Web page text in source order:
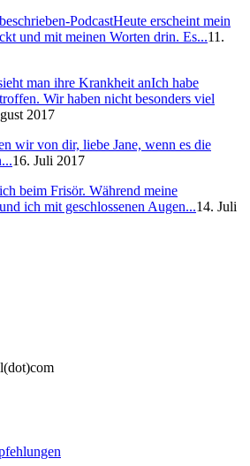
PodcastHeute erscheint mein
und mit meinen Worten drin. Es...11.
man ihre Krankheit anIch habe
Wir haben nicht besonders viel
2017
wir von dir, liebe Jane, wenn es die
16. Juli 2017
beim Frisör. Während meine
ich mit geschlossenen Augen...14. Juli